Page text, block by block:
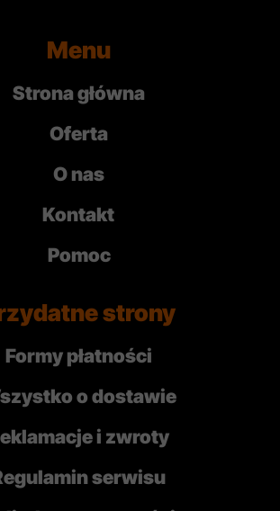
Menu
Strona główna
Oferta
O nas
Kontakt
Pomoc
strony
Formy płatności
o dostawie
i zwroty
serwisu